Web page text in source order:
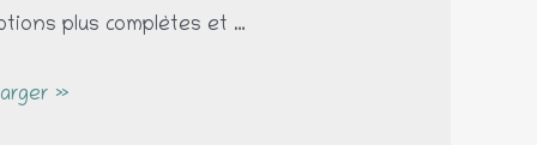
plus complètes et …
»